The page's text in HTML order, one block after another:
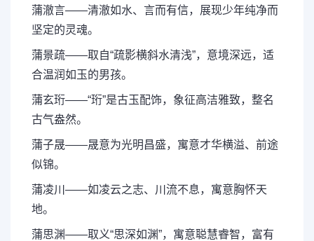
蒲澈言——清澈如水、言而有信，展现少年纯净而
坚定的灵魂。
蒲景疏——取自“疏影横斜水清浅”，意境深远，适
合温润如玉的男孩。
蒲玄珩——“珩”是古玉配饰，象征高洁雅致，整名
古气盎然。
蒲子晟——晟意为光明昌盛，寓意才华横溢、前途
似锦。
蒲凌川——如凌云之志、川流不息，寓意胸怀天
地。
蒲思渊——取义“思深如渊”，寓意聪慧睿智，富有